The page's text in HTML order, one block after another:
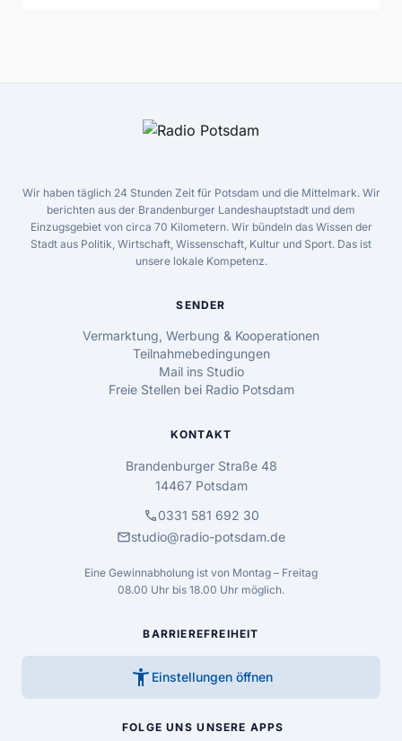
Wir haben täglich 24 Stunden Zeit für Potsdam und die Mittelmark. Wir
berichten aus der Brandenburger Landeshauptstadt und dem
Einzugsgebiet von circa 70 Kilometern. Wir bündeln das Wissen der
Stadt aus Politik, Wirtschaft, Wissenschaft, Kultur und Sport. Das ist
unsere lokale Kompetenz.
SENDER
Vermarktung, Werbung & Kooperationen
Teilnahmebedingungen
Mail ins Studio
Freie Stellen bei Radio Potsdam
KONTAKT
Brandenburger Straße 48
14467 Potsdam
call0331 581 692 30
mailstudio@radio-potsdam.de
Eine Gewinnabholung ist von Montag – Freitag
08.00 Uhr bis 18.00 Uhr möglich.
BARRIEREFREIHEIT
accessibility_new Einstellungen öffnen
FOLGE UNS UNSERE APPS